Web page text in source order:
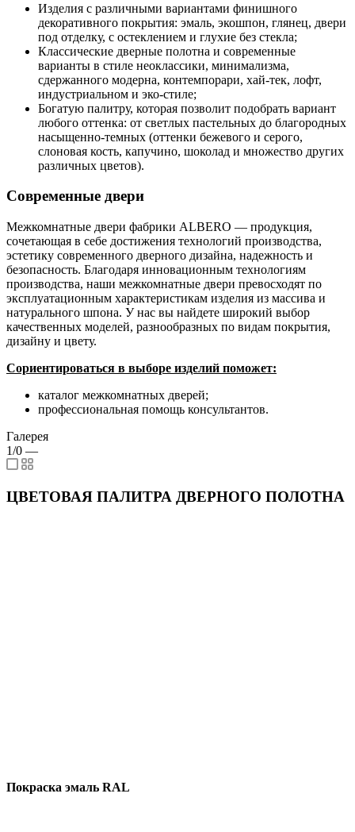
Изделия с различными вариантами финишного
декоративного покрытия: эмаль, экошпон, глянец, двери
под отделку, с остеклением и глухие без стекла;
Классические дверные полотна и современные
варианты в стиле неоклассики, минимализма,
сдержанного модерна, контемпорари, хай-тек, лофт,
индустриальном и эко-стиле;
Богатую палитру, которая позволит подобрать вариант
любого оттенка: от светлых пастельных до благородных
насыщенно-темных (оттенки бежевого и серого,
слоновая кость, капучино, шоколад и множество других
различных цветов).
Современные двери
Межкомнатные двери фабрики ALBERO — продукция,
сочетающая в себе достижения технологий производства,
эстетику современного дверного дизайна, надежность и
безопасность. Благодаря инновационным технологиям
производства, наши межкомнатные двери превосходят по
эксплуатационным характеристикам изделия из массива и
натурального шпона. У нас вы найдете широкий выбор
качественных моделей, разнообразных по видам покрытия,
дизайну и цвету.
Сориентироваться в выборе изделий поможет:
каталог межкомнатных дверей;
профессиональная помощь консультантов.
Галерея
1/0 —
ЦВЕТОВАЯ ПАЛИТРА ДВЕРНОГО ПОЛОТНА
Покраска эмаль RAL